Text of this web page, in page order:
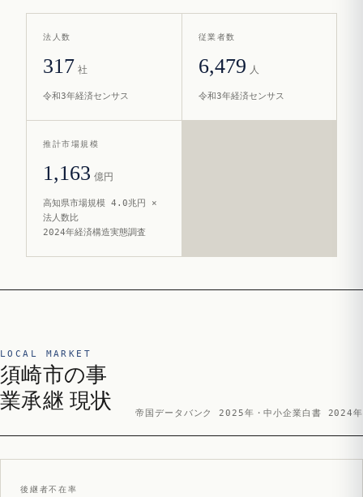
法人数
317 社
令和3年経済センサス
従業者数
6,479 人
令和3年経済センサス
推計市場規模
1,163 億円
高知県市場規模 4.0兆円 ×
法人数比
2024年経済構造実態調査
LOCAL MARKET
須崎市の事
業承継 現状
帝国データバンク 2025年・中小企業白書 2024年
後継者不在率